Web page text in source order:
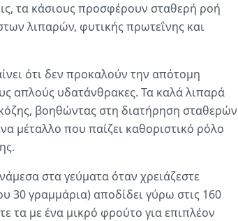
τα κάσιους προσφέρουν σταθερή ροή
λιπαρών, φυτικής πρωτεΐνης και
ότι δεν προκαλούν την απότομη
απλούς υδατάνθρακες. Τα καλά λιπαρά
βοηθώντας στη διατήρηση σταθερών
μέταλλο που παίζει καθοριστικό ρόλο
στα γεύματα όταν χρειάζεστε
30 γραμμάρια) αποδίδει γύρω στις 160
τα με ένα μικρό φρούτο για επιπλέον